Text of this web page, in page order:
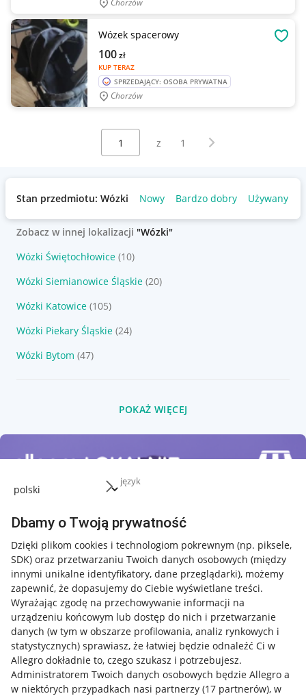
język
Dbamy o Twoją prywatność
Dzięki plikom cookies i technologiom pokrewnym (np. piksele,
SDK) oraz przetwarzaniu Twoich danych osobowych (między
innymi unikalne identyfikatory, dane przeglądarki), możemy
zapewnić, że dopasujemy do Ciebie wyświetlane treści.
Wyrażając zgodę na przechowywanie informacji na
urządzeniu końcowym lub dostęp do nich i przetwarzanie
danych (w tym w obszarze profilowania, analiz rynkowych i
statystycznych) sprawiasz, że łatwiej będzie odnaleźć Ci w
Allegro dokładnie to, czego szukasz i potrzebujesz.
Administratorem Twoich danych osobowych będzie Allegro a
w niektórych przypadkach nasi partnerzy (17 partnerów), w
Chorzów
Wózek spacerowy
KUP TERAZ
100zł
SPRZEDAJĄCY: OSOBA PRYWATNA
Chorzów
Wybierz stronę:
z 1 Następna strona
Stan przedmiotu: Wózki Nowy Bardzo dobry Używany
Zobacz w innej lokalizacji "Wózki"
Wózki Świętochłowice (10)
Wózki Siemianowice Śląskie (20)
Wózki Katowice (105)
Wózki Piekary Śląskie (24)
Wózki Bytom (47)
POKAŻ WIĘCEJ